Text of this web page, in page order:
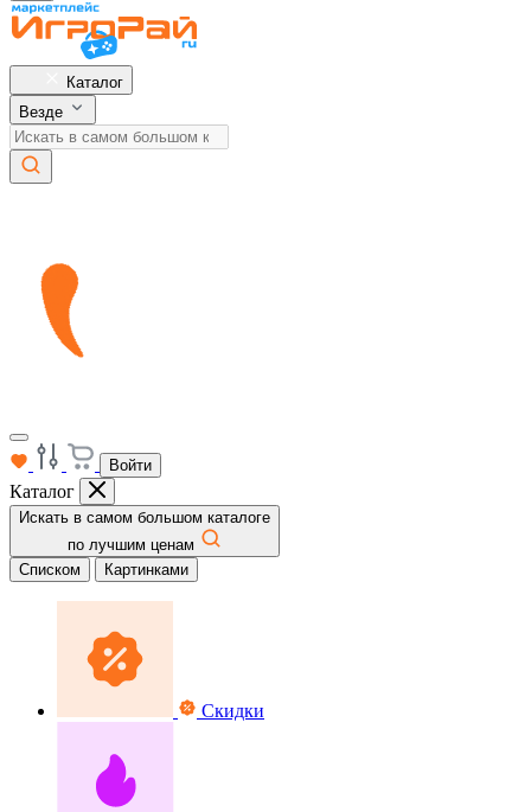
Каталог
Везде
Войти
Каталог
Искать в самом большом каталоге
по лучшим ценам
Списком
Картинками
Скидки